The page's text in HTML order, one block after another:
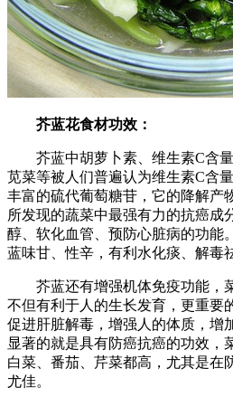
芥蓝花食材功效：
芥蓝中胡萝卜素、维生素C含量
苋菜等被人们普遍认为维生素C含
丰富的硫代葡萄糖苷，它的降解产
所发现的蔬菜中最强有力的抗癌成
醇、软化血管、预防心脏病的功能
蓝味甘、性辛，有利水化痰、解毒
芥蓝还有增强机体免疫功能，菜
不但有利于人的生长发育，更重要
促进肝脏解毒，增强人的体质，增
显著的就是具有防癌抗癌的功效，
白菜、番茄、芹菜都高，尤其是在
尤佳。